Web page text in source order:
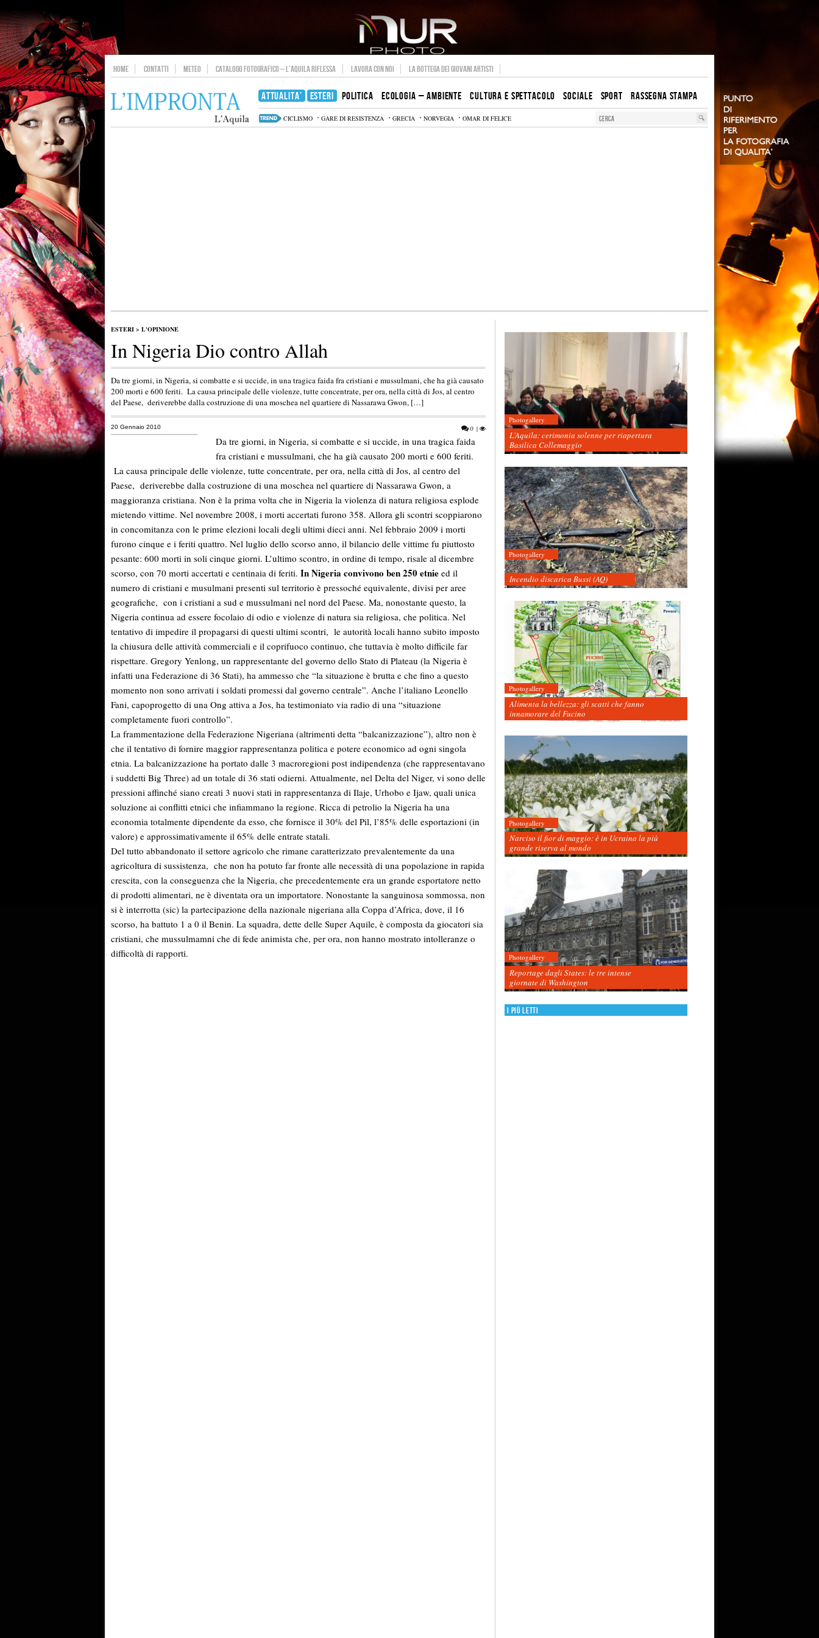
HOME CONTATTI METEO CATALOGO FOTOGRAFICO – L’AQUILA RIFLESSA LAVORA CON NOI LA BOTTEGA DEI GIOVANI ARTISTI
ATTUALITA’ ESTERI POLITICA ECOLOGIA – AMBIENTE CULTURA E SPETTACOLO SOCIALE SPORT RASSEGNA STAMPA
CICLISMO GARE DI RESISTENZA GRECIA NORVEGIA OMAR DI FELICE
ESTERI > L'OPINIONE
In Nigeria Dio contro Allah
Da tre giorni, in Nigeria, si combatte e si uccide, in una tragica faida fra cristiani e mussulmani, che ha già causato
200 morti e 600 feriti. La causa principale delle violenze, tutte concentrate, per ora, nella città di Jos, al centro
del Paese, deriverebbe dalla costruzione di una moschea nel quartiere di Nassarawa Gwon, […]
20 Gennaio 2010 0 |
Da tre giorni, in Nigeria, si combatte e si uccide, in una tragica faida
fra cristiani e mussulmani, che ha già causato 200 morti e 600 feriti.
La causa principale delle violenze, tutte concentrate, per ora, nella città di Jos, al centro del
Paese, deriverebbe dalla costruzione di una moschea nel quartiere di Nassarawa Gwon, a
maggioranza cristiana. Non è la prima volta che in Nigeria la violenza di natura religiosa esplode
mietendo vittime. Nel novembre 2008, i morti accertati furono 358. Allora gli scontri scoppiarono
in concomitanza con le prime elezioni locali degli ultimi dieci anni. Nel febbraio 2009 i morti
furono cinque e i feriti quattro. Nel luglio dello scorso anno, il bilancio delle vittime fu piuttosto
pesante: 600 morti in soli cinque giorni. L’ultimo scontro, in ordine di tempo, risale al dicembre
scorso, con 70 morti accertati e centinaia di feriti. In Nigeria convivono ben 250 etnie ed il
numero di cristiani e musulmani presenti sul territorio è pressoché equivalente, divisi per aree
geografiche, con i cristiani a sud e mussulmani nel nord del Paese. Ma, nonostante questo, la
Nigeria continua ad essere focolaio di odio e violenze di natura sia religiosa, che politica. Nel
tentativo di impedire il propagarsi di questi ultimi scontri, le autorità locali hanno subito imposto
la chiusura delle attività commerciali e il coprifuoco continuo, che tuttavia è molto difficile far
rispettare. Gregory Yenlong, un rappresentante del governo dello Stato di Plateau (la Nigeria è
infatti una Federazione di 36 Stati), ha ammesso che “la situazione è brutta e che fino a questo
momento non sono arrivati i soldati promessi dal governo centrale”. Anche l’italiano Leonello
Fani, capoprogetto di una Ong attiva a Jos, ha testimoniato via radio di una “situazione
completamente fuori controllo”.
La frammentazione della Federazione Nigeriana (altrimenti detta “balcanizzazione”), altro non è
che il tentativo di fornire maggior rappresentanza politica e potere economico ad ogni singola
etnia. La balcanizzazione ha portato dalle 3 macroregioni post indipendenza (che rappresentavano
i suddetti Big Three) ad un totale di 36 stati odierni. Attualmente, nel Delta del Niger, vi sono delle
pressioni affinché siano creati 3 nuovi stati in rappresentanza di Ilaje, Urhobo e Ijaw, quali unica
soluzione ai conflitti etnici che infiammano la regione. Ricca di petrolio la Nigeria ha una
economia totalmente dipendente da esso, che fornisce il 30% del Pil, l’85% delle esportazioni (in
valore) e approssimativamente il 65% delle entrate statali.
Del tutto abbandonato il settore agricolo che rimane caratterizzato prevalentemente da una
agricoltura di sussistenza, che non ha potuto far fronte alle necessità di una popolazione in rapida
crescita, con la conseguenza che la Nigeria, che precedentemente era un grande esportatore netto
di prodotti alimentari, ne è diventata ora un importatore. Nonostante la sanguinosa sommossa, non
si è interrotta (sic) la partecipazione della nazionale nigeriana alla Coppa d’Africa, dove, il 16
scorso, ha battuto 1 a 0 il Benin. La squadra, dette delle Super Aquile, è composta da giocatori sia
cristiani, che mussulmamni che di fede animista che, per ora, non hanno mostrato intolleranze o
difficoltà di rapporti.
Photogallery
L’Aquila: cerimonia solenne per riapertura
Basilica Collemaggio
Photogallery
Incendio discarica Bussi (AQ)
Photogallery
Alimenta la bellezza: gli scatti che fanno
innamorare del Fucino
Photogallery
Narciso il fior di maggio: è in Ucraina la più
grande riserva al mondo
Photogallery
Reportage dagli States: le tre intense
giornate di Washington
I più letti